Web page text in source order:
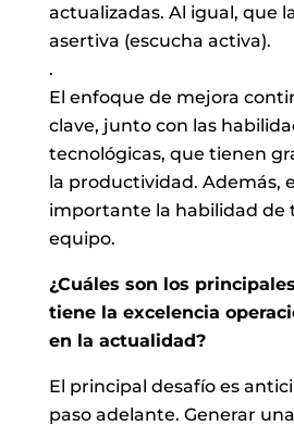
actualizadas. Al igual, que
asertiva (escucha activa).
.
El enfoque de mejora
clave, junto con las
tecnológicas, que tienen
la productividad. Además,
importante la habilidad de
equipo.
¿Cuáles son los
tiene la excelencia
en la actualidad?
El principal desafío es
paso adelante. Generar